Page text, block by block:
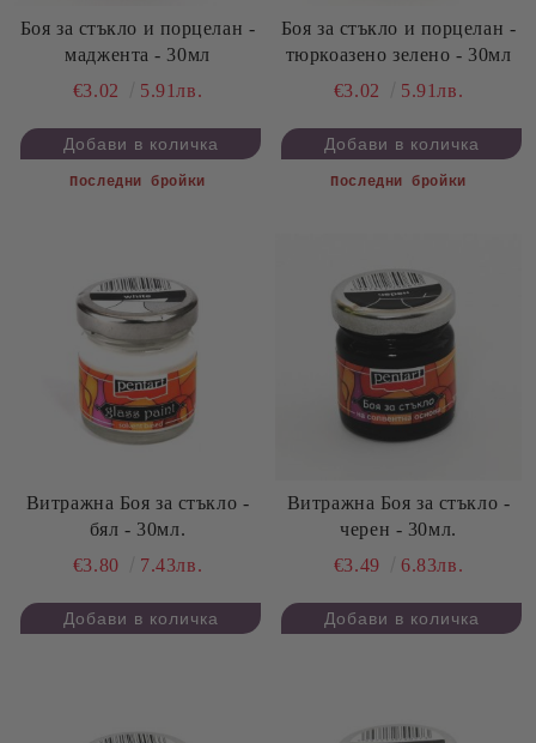
Боя за стъкло и порцелан -
маджента - 30мл
€3.02
5.91лв.
Последни бройки
Боя за стъкло и порцелан -
тюркоазено зелено - 30мл
€3.02
5.91лв.
Последни бройки
Витражна Боя за стъкло -
бял - 30мл.
€3.80
7.43лв.
Витражна Боя за стъкло -
черен - 30мл.
€3.49
6.83лв.